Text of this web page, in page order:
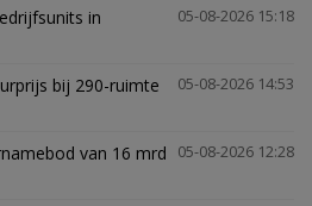
05-08-2026 15:18
in
05-08-2026 14:53
bij 290-ruimte
05-08-2026 12:28
van 16 mrd